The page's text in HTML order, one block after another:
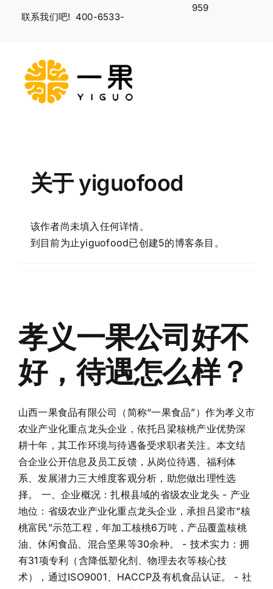
联系我们吧! 400-6533-
959
公司荣誉
一果新闻
关于yiguofood
该作者尚未填入任何详情。
到目前为止yiguofood已创建5的博客条目。
孝义一果公司好不
好，待遇怎么样？
山西一果食品有限公司（简称“一果食品”）作为孝义市
农业产业化重点龙头企业，依托吕梁核桃产业优势深
耕十年，其工作环境与待遇备受求职者关注。本文结
合企业公开信息及员工反馈，从岗位待遇、福利体
系、发展潜力三大维度客观分析，助您做出理性选
择。 一、企业概况：扎根县域的省级农业龙头 - 产业
地位：省级农业产业化重点龙头企业，承担吕梁市“核
桃富民”示范工程，年加工核桃6万吨，产品覆盖核桃
油、休闲食品、混合坚果等30余种。 - 技术实力：拥
有31项专利（含降低塑化剂、物理去衣等核心技
术），通过ISO9001、HACCP及有机食品认证。 - 社